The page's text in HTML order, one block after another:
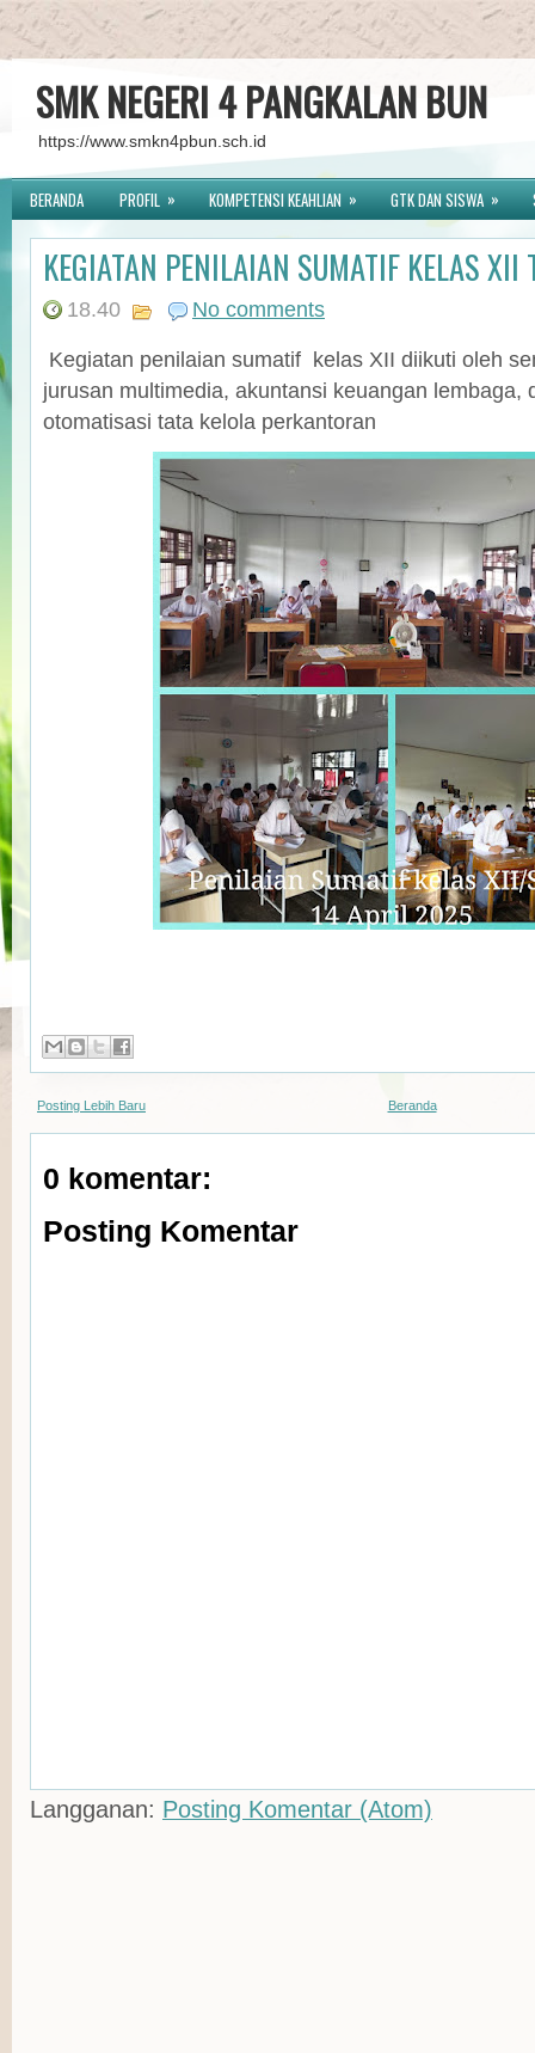
SMK NEGERI 4 PANGKALAN BUN
https://www.smkn4pbun.sch.id
BERANDA PROFIL » KOMPETENSI KEAHLIAN » GTK DAN SISWA »
KEGIATAN PENILAIAN SUMATIF KELAS
18.40
No comments
Kegiatan penilaian sumatif kelas XII diikuti oleh
jurusan multimedia, akuntansi keuangan lembaga,
otomatisasi tata kelola perkantoran
Posting Lebih Baru Beranda
0 komentar:
Posting Komentar
Langganan: Posting Komentar (Atom)